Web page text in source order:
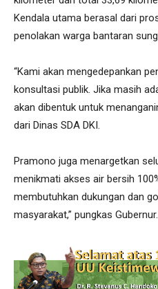
Kendala utama berasal dari
penolakan warga bantaran
“Kami akan mengedepankan
konsultasi publik. Jika masih
akan dibentuk untuk
dari Dinas SDA DKI.
Pramono juga menargetkan
menikmati akses air bersih
membutuhkan dukungan dan
masyarakat,” pungkas Gubernur.